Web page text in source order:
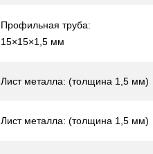
Профильная труба:
15×15×1,5 мм
Лист металла: (толщина 1,5 мм)
Лист металла: (толщина 1,5 мм)